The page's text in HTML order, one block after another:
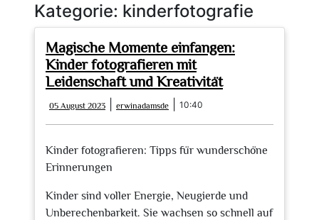
Kategorie: kinderfotografie
Magische Momente einfangen:
Kinder fotografieren mit
Leidenschaft und Kreativität
05 August 2023
August
2023
erwinadamsde erwinadamsde
10:40
Kinder fotografieren: Tipps für wunderschöne
Erinnerungen
Kinder sind voller Energie, Neugierde und
Unberechenbarkeit. Sie wachsen so schnell auf